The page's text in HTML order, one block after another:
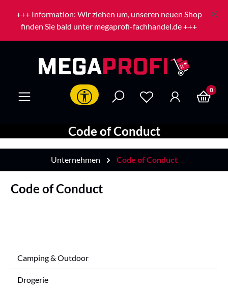
Zum Hauptinhalt springen
+++ Information: Wir ziehen um, unseren neuen Shop
finden Sie bald unter megaprofi-fachhandel.de +++
Werkzeugleiste anzeigen 0
Code of Conduct
Unternehmen Code of Conduct
Code of Conduct
Camping & Outdoor
Drogerie